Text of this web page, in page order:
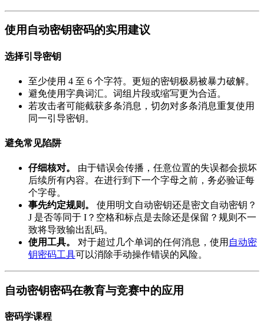
使用自动密钥密码的实用建议
选择引导密钥
至少使用 4 至 6 个字符。更短的密钥极易被暴力破解。
避免使用字典词汇。词组片段或缩写更为合适。
若攻击者可能截获多条消息，切勿对多条消息重复使用
同一引导密钥。
避免常见陷阱
仔细核对。
由于错误会传播，任意位置的失误都会损坏
后续所有内容。在进行到下一个字母之前，务必验证每
个字母。
事先约定规则。
使用明文自动密钥还是密文自动密钥？
J 是否等同于 I？空格和标点是去除还是保留？规则不一
致将导致输出乱码。
使用工具。
对于超过几个单词的任何消息，使用 自动密
钥密码工具可以消除手动操作错误的风险。
自动密钥密码在教育与竞赛中的应用
密码学课程